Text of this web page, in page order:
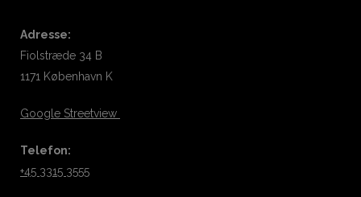
Adresse:
Fiolstræde 34 B
1171 København K
Google Streetview
Telefon:
+45 3315 3555